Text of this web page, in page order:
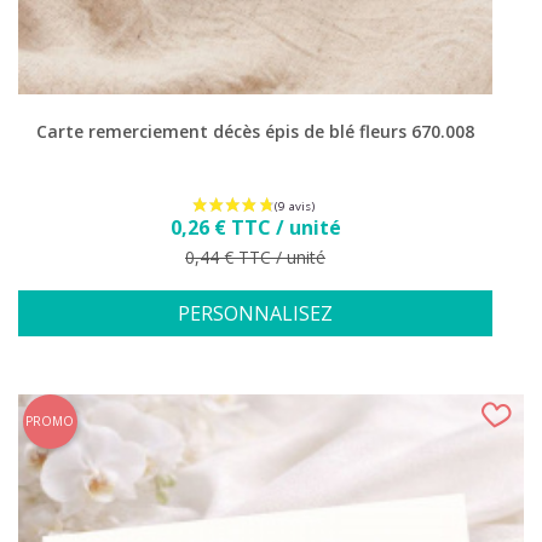
Carte remerciement décès épis de blé fleurs 670.008
Prix
0,26 € TTC / unité
Prix de base
0,44 € TTC / unité
PERSONNALISEZ
PROMO